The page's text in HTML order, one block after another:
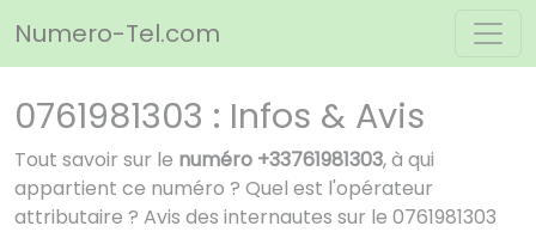
Numero-Tel.com
0761981303 : Infos & Avis
Tout savoir sur le numéro +33761981303, à qui
appartient ce numéro ? Quel est l'opérateur
attributaire ? Avis des internautes sur le 0761981303